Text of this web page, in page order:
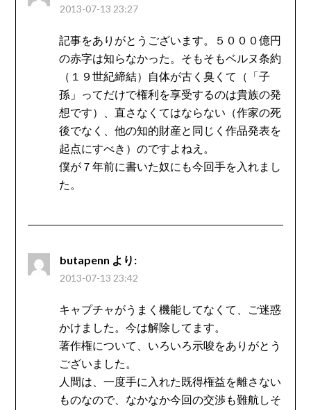
2013-07-13 23:27
記事をありがとうございます。５０００億円
の赤字は知らなかった。そもそもベルヌ条約
（１９世紀締結）自体が古く臭くて（「子
孫」ってだけで権利を享受するのは貴族の発
想です）、直さなくてはならない（作家の死
後でなく、他の知的財産と同じく作品発表を
起点にすべき）のですよねえ。
僕が７年前に書いた奴にも今回手を入れまし
た。
butapenn より:
2013-07-13 23:42
キャプチャがうまく機能してなくて、ご迷惑
かけました。今は解除してます。
著作権について、いろいろ示唆をありがとう
ございました。
人間は、一度手に入れた既得権益を離さない
ものなので、なかなか今回の交渉も難航しそ